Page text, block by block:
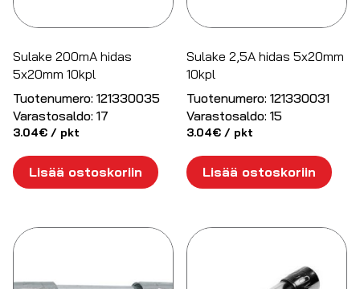
Sulake 200mA hidas
5x20mm 10kpl
Tuotenumero: 121330035
Varastosaldo: 17
3.04€ / pkt
Lisää ostoskoriin
Sulake 2,5A hidas 5x20mm
10kpl
Tuotenumero: 121330031
Varastosaldo: 15
3.04€ / pkt
Lisää ostoskoriin